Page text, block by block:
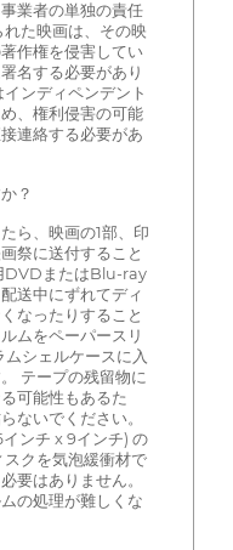
業者の単独の責任
た映画は、その映
作権を侵害してい
名する必要があり
ンディペンデント
、権利侵害の可能
連絡する必要があ
？
ら、映画の1部、印
祭に送付すること
DVDまたはBlu-ray
送中にずれてディ
なったりすること
ムをペーパースリ
シェルケースに入
テープの残留物に
可能性もあるた
ないでください。
ンチ x 9インチ) の
クを気泡緩衝材で
要はありません。
の処理が難しくな